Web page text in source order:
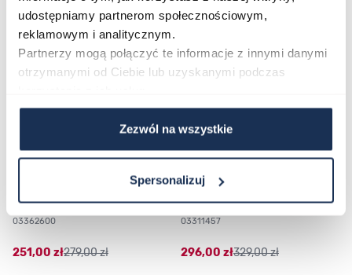
udostępniamy partnerom społecznościowym,
reklamowym i analitycznym.
Partnerzy mogą połączyć te informacje z innymi danymi
otrzymanymi od Ciebie lub uzyskanymi podczas
Zezwól na wszystkie
Spersonalizuj
Poruszanie się po elementach karuzeli jest możliwe za pomocą
Naciśnij, aby pominąć karuzelę
Naciśnij, aby przejść do nawigacji karuzeli
1AVEF
03362600
251,00 zł279,00 zł
9DMQYES
03311457
296,00 zł329,00 zł